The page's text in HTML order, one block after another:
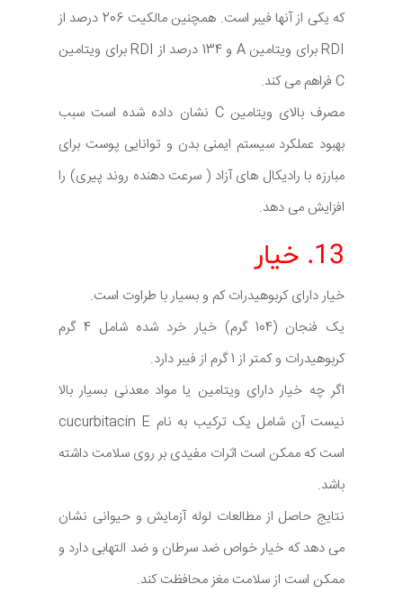
که یکی از آنها فیبر است. همچنین مالکیت 206 درصد از
RDI برای ویتامین A و 134 درصد از RDI برای ویتامین
C فراهم می کند.
مصرف بالای ویتامین C نشان داده شده است سبب
بهبود عملکرد سیستم ایمنی بدن و توانایی پوست برای
مبارزه با رادیکال های آزاد ( سرعت دهنده روند پیری) را
افزایش می دهد.
13. خیار
خیار دارای کربوهیدرات کم و بسیار با طراوت است.
یک فنجان (104 گرم) خیار خرد شده شامل 4 گرم
کربوهیدرات و کمتر از 1 گرم از فیبر دارد.
اگر چه خیار دارای ویتامین یا مواد معدنی بسیار بالا
نیست آن شامل یک ترکیب به نام cucurbitacin E
است که ممکن است اثرات مفیدی بر روی سلامت داشته
باشد.
نتایج حاصل از مطالعات لوله آزمایش و حیوانی نشان
می دهد که خیار خواص ضد سرطان و ضد التهابی دارد و
ممکن است از سلامت مغز محافظت کند.